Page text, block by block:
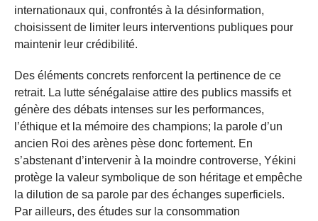
internationaux qui, confrontés à la désinformation,
choisissent de limiter leurs interventions publiques pour
maintenir leur crédibilité.
Des éléments concrets renforcent la pertinence de ce
retrait. La lutte sénégalaise attire des publics massifs et
génère des débats intenses sur les performances,
l’éthique et la mémoire des champions; la parole d’un
ancien Roi des arènes pèse donc fortement. En
s’abstenant d’intervenir à la moindre controverse, Yékini
protège la valeur symbolique de son héritage et empêche
la dilution de sa parole par des échanges superficiels.
Par ailleurs, des études sur la consommation